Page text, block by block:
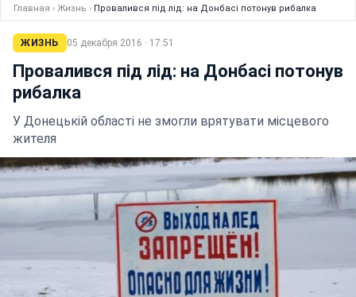
Главная › Жизнь › Провалився під лід: на Донбасі потонув рибалка
ЖИЗНЬ 05 декабря 2016 · 17:51
Провалився під лід: на Донбасі потонув
рибалка
У Донецькій області не змогли врятувати місцевого
жителя